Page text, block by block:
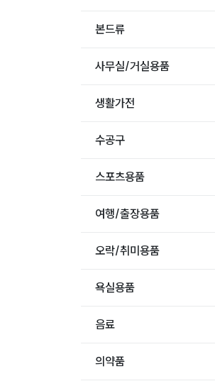
본드류
사무실/거실용품
생활가전
수공구
스포츠용품
여행/출장용품
오락/취미용품
욕실용품
음료
의약품